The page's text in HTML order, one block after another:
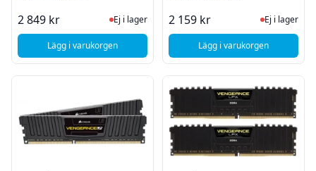
2 849 kr Ej i lager, besök produktsidan för
Ej i lager
Lägg i varukorgen, Corsair Vengeance LPX 64GB (2 x 32GB) DDR4 2666MHz
2 159 kr Ej i lager,
Ej i lager
Lägg i varukorgen, Corsair Vengeance